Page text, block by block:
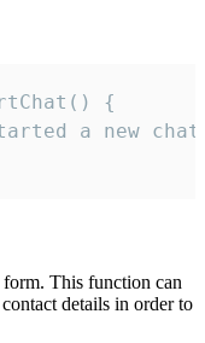
{
a new
This function can
details in order to